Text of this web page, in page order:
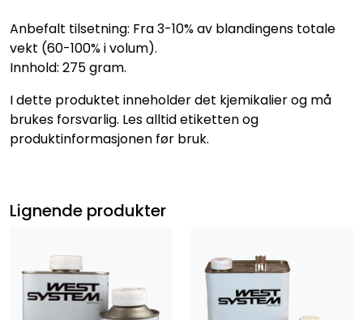
Anbefalt tilsetning: Fra 3-­10% av blandingens totale
vekt (60­-100% i volum).
Innhold: 275 gram.
I dette produktet inneholder det kjemikalier og må
brukes forsvarlig. Les alltid etiketten og
produktinformasjonen før bruk.
Lignende produkter